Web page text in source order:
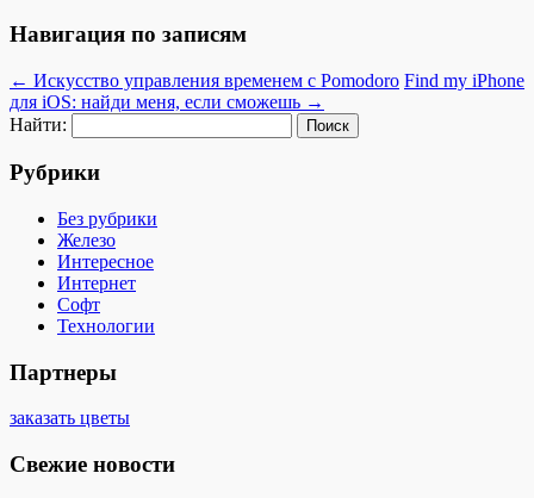
Навигация по записям
← Искусство управления временем с Pomodoro Find my iPhone
для iOS: найди меня, если сможешь →
Найти:
Рубрики
Без рубрики
Железо
Интересное
Интернет
Софт
Технологии
Партнеры
заказать цветы
Свежие новости